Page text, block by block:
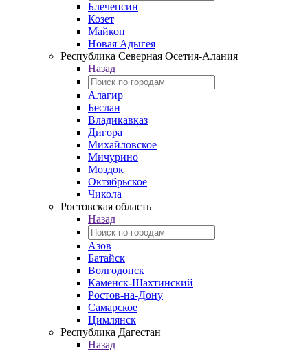
Блечепсин
Козет
Майкоп
Новая Адыгея
Республика Северная Осетия-Алания
Назад
Алагир
Беслан
Владикавказ
Дигора
Михайловское
Мичурино
Моздок
Октябрьское
Чикола
Ростовская область
Назад
Азов
Батайск
Волгодонск
Каменск-Шахтинский
Ростов-на-Дону
Самарское
Цимлянск
Республика Дагестан
Назад